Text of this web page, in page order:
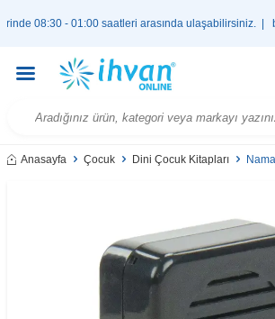
08:30 - 01:00 saatleri arasında ulaşabilirsiniz. |
Anasayfa Çocuk Dini Çocuk Kitapları